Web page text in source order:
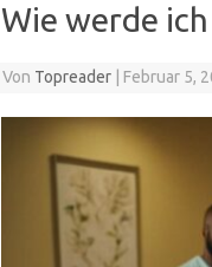
Wie werde ich
Von Topreader Februar 5,